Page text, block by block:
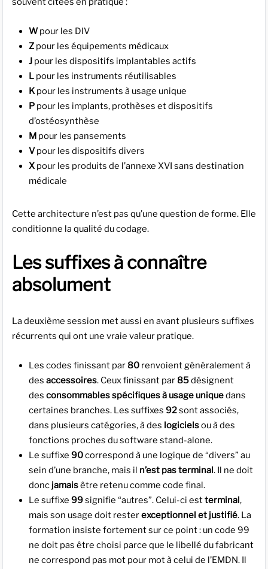
Wpour les DIV
Z pour les équipements médicaux
J pour les dispositifs implantables actifs
L pour les instruments réutilisables
Kpour les instruments à usage unique
P pour les implants, prothèses et dispositifs
d’ostéosynthèse
M pour les pansements
Vpour les dispositifs divers
X pour les produits de l’annexe XVI sans destination
médicale
Cette architecture n’est pas qu’une question de forme. Elle
conditionne la qualité du codage.
Les suffixes à connaître
absolument
La deuxième session met aussi en avant plusieurs suffixes
récurrents qui ont une vraie valeur pratique.
Les codes finissant par 80 renvoient généralement à
desaccessoires. Ceux finissant par 85désignent
desconsommables spécifiques à usage uniquedans
certaines branches. Les suffixes92sont associés,
dans plusieurs catégories, à des logicielsou à des
fonctions proches du software stand-alone.
Le suffixe90correspond à une logique de “divers” au
sein d’une branche, mais il n’est pas terminal. Il ne doit
donc jamaisêtre retenu comme code final.
Le suffixe99signifie “autres”. Celui-ci estterminal,
mais son usage doit resterexceptionnel et justifié. La
formation insiste fortement sur ce point : un code 99
ne doit pas être choisi parce que le libellé du fabricant
ne correspond pas mot pour mot à celui de l’EMDN. Il